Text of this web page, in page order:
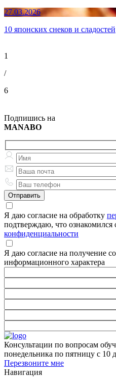
27.03.2026
10 японских снеков и сладостей
1
/
6
Подпишись на
MANABO
Я даю согласие на обработку
подтверждаю, что ознакомился
конфиденциальности
Я даю согласие на получение
информационного характера
Консультации по вопросам
понедельника по пятницу с 10
Перезвоните мне
Навигация